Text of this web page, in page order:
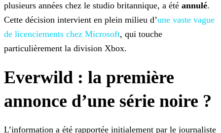
plusieurs années chez le studio britannique, a été annulé.
Cette décision intervient en plein milieu d’une vaste vague
de licenciements chez Microsoft, qui touche
particulièrement la division Xbox.
Everwild : la première
annonce d’une série noire ?
L’information a été rapportée initialement par le journaliste